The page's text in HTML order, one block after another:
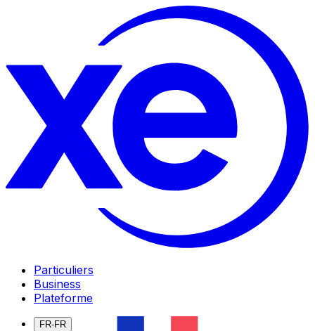
Particuliers
Business
Plateforme
FR-FR